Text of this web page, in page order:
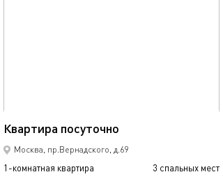
Квартира посуточно
Москва, пр.Вернадского, д.69
1-комнатная квартира 3 спальных мест